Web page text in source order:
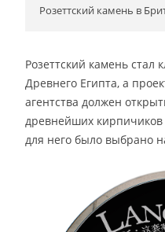
Розеттский камень в
Розеттский камень
Древнего Египта, а
агентства должен
древнейших
для него было выбрано